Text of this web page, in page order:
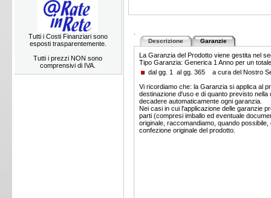
Tutti i Costi Finanziari sono
esposti trasparentemente.
Tutti i prezzi NON sono
comprensivi di IVA.
Descrizione Garanzie
La Garanzia del Prodotto viene gestita nel
Tipo Garanzia: Generica 1 Anno per un
dal gg. 1 al gg. 365 a cura del Nostro
Vi ricordiamo che: la Garanzia si applica al
destinazione d'uso e di quanto previsto
decadere automaticamente ogni garanzia.
Nei casi in cui l'applicazione delle garanzie
parti (compresi imballo ed eventuale
originale, raccomandiamo, quando
confezione originale del prodotto.